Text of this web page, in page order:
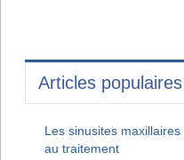
Articles populaires
Les sinusites
au traitement